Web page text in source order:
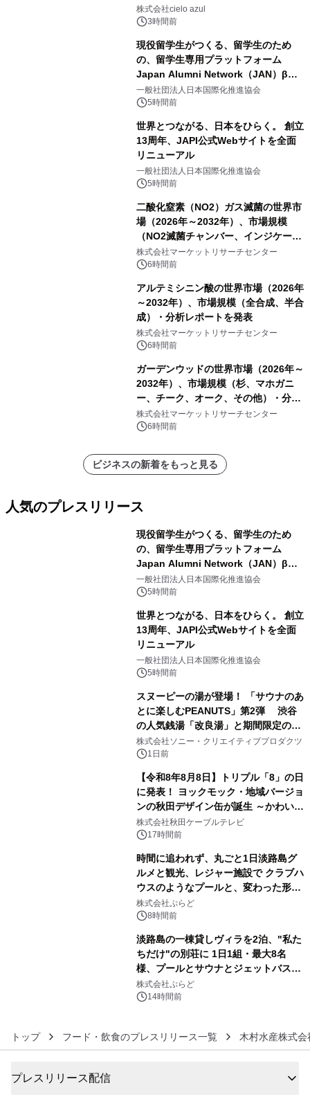
株式会社cielo azul
3時間前
現役留学生がつくる、留学生のため
の、留学生専用プラットフォーム
Japan Alumni Network（JAN）β版
をリリース
一般社団法人日本国際化推進協会
5時間前
世界とつながる、日本をひらく。 創立
13周年、JAPI公式Webサイトを全面
リニューアル
一般社団法人日本国際化推進協会
5時間前
二酸化窒素（NO2）ガス滅菌の世界市
場（2026年～2032年）、市場規模
（NO2滅菌チャンバー、インジケータ
ーおよびモニタリングシステム、その
他）・分析レポートを発表
株式会社マーケットリサーチセンター
6時間前
アルテミシニン酸の世界市場（2026年
～2032年）、市場規模（全合成、半合
成）・分析レポートを発表
株式会社マーケットリサーチセンター
6時間前
ガーデンウッドの世界市場（2026年～
2032年）、市場規模（杉、マホガニ
ー、チーク、オーク、その他）・分析
レポートを発表
株式会社マーケットリサーチセンター
6時間前
ビジネスの新着をもっと見る
人気のプレスリリース
現役留学生がつくる、留学生のため
の、留学生専用プラットフォーム
Japan Alumni Network（JAN）β版
をリリース
一般社団法人日本国際化推進協会
5時間前
世界とつながる、日本をひらく。 創立
13周年、JAPI公式Webサイトを全面
リニューアル
一般社団法人日本国際化推進協会
5時間前
スヌーピーの湯が登場！ 「サウナのあ
とに楽しむPEANUTS」第2弾 渋谷
の人気銭湯「改良湯」と期間限定のコ
ラボレーション サウナイキタイコラ
ボグッズも発売決定！
株式会社ソニー・クリエイティブプロダクツ
1日前
【令和8年8月8日】トリプル「8」の日
に発表！ ヨックモック・地域バージョ
ンの秋田デザイン缶が誕生 ～かわいい
秋田犬の子犬と秋田の四季と名所を巡
るパッケージ～ 9月1日(火)秋田県内で
販売開始
株式会社秋田ケーブルテレビ
17時間前
時間に追われず、丸ごと1日淡路島グ
ルメと観光、レジャー施設で クラブハ
ウスのようなプールと、変わった形の
サウナも 「THE BOXY AWAJI」のお
得な素泊まり連泊プランで
株式会社ぷらど
8時間前
淡路島の一棟貸しヴィラを2泊、"私た
ちだけ"の別荘に 1日1組・最大8名
様、プールとサウナとジェットバス付
きで Villa Mon Temps AWAJIの連泊
素泊りプラン
株式会社ぷらど
14時間前
トップ フード・飲食のプレスリリース一覧 木村水産株式会
プレスリリース配信